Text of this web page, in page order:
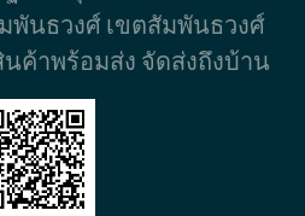
พันธวงศ์ เขตสัมพันธวงศ์
ค้าพร้อมส่ง จัดส่งถึงบ้าน